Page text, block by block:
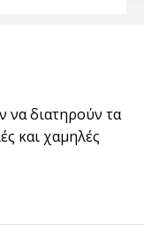
να διατηρούν τα
και χαμηλές